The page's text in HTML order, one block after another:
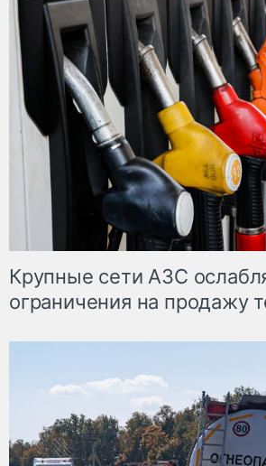
Крупные сети АЗС
ограничения на продажу